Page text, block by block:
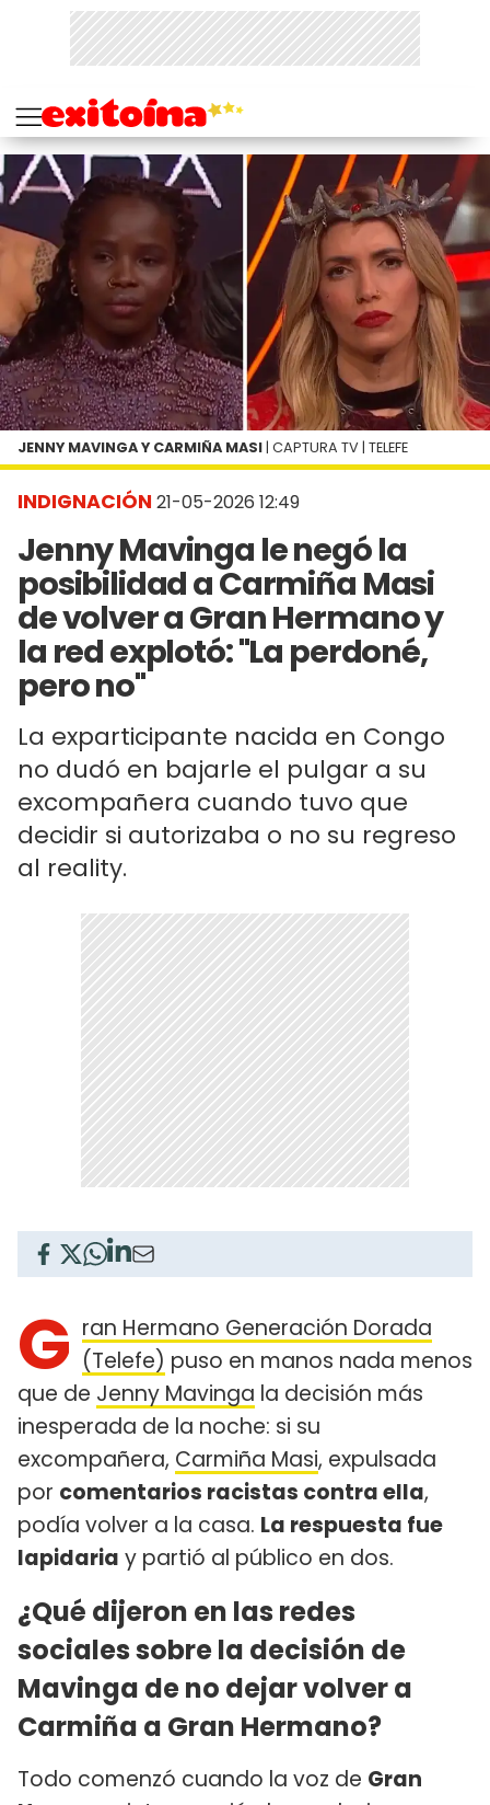
INDIGNACIÓN 21-05-2026 12:49
Jenny Mavinga le negó la
posibilidad a Carmiña Masi
de volver a Gran Hermano y
la red explotó: "La perdoné,
pero no"
La exparticipante nacida en Congo
no dudó en bajarle el pulgar a su
excompañera cuando tuvo que
decidir si autorizaba o no su regreso
al reality.
JENNY MAVINGA Y CARMIÑA MASI | CAPTURA TV | TELEFE
G ran Hermano Generación Dorada
(Telefe) puso en manos nada menos
que de Jenny Mavinga la decisión más
inesperada de la noche: si su
excompañera, Carmiña Masi, expulsada
por comentarios racistas contra ella,
podía volver a la casa. La respuesta fue
lapidaria y partió al público en dos.
¿Qué dijeron en las redes
sociales sobre la decisión de
Mavinga de no dejar volver a
Carmiña a Gran Hermano?
Todo comenzó cuando la voz de Gran